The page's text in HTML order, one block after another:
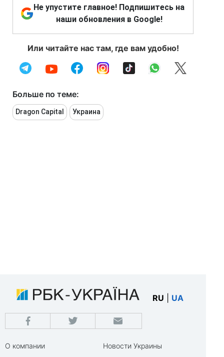
Не упустите главное! Подпишитесь на
наши обновления в Google!
Или читайте нас там, где вам удобно!
Больше по теме:
Dragon Capital Украина
RU UA
О компании
Новости Украины